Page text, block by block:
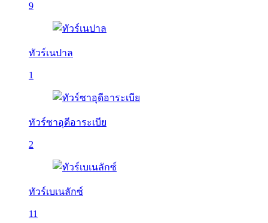
9
ทัวร์เนปาล
1
ทัวร์ซาอุดีอาระเบีย
2
ทัวร์เบเนลักซ์
11